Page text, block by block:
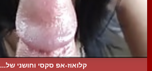
קלואוז-אפ סקסי וחושני של...